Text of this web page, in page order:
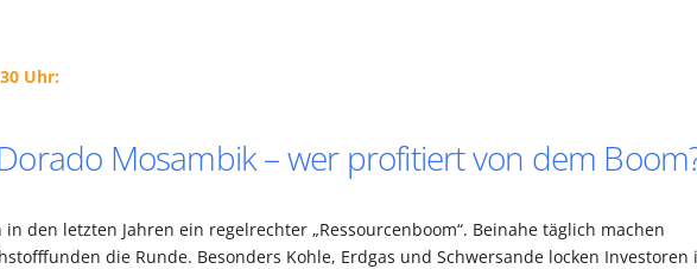
Uhr:
Mosambik – wer profitiert von dem
den letzten Jahren ein regelrechter „Ressourcenboom“. Beinahe täglich machen
die Runde. Besonders Kohle, Erdgas und Schwersande locken Investoren